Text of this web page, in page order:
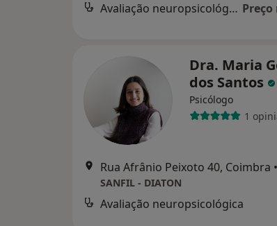
Avaliação neuropsicológica
Dra. Maria
dos Santos
Psicólogo
1
Rua Afrânio Peixoto 40, Coimbra •
SANFIL - DIATON
Avaliação neuropsicológica